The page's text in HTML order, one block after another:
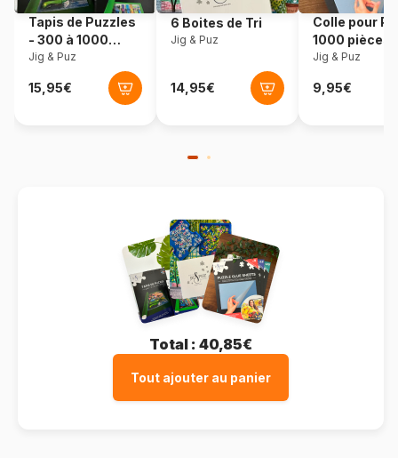
Dimensions 69 x 49 cm
Tapis de Puzzles
- 300 à 1000
pièces
Jig & Puz
6 Boites de Tri
Jig & Puz
Colle pour
1000 pièces
Jig & Puz
Total : 40,85€
Tout ajouter au panier